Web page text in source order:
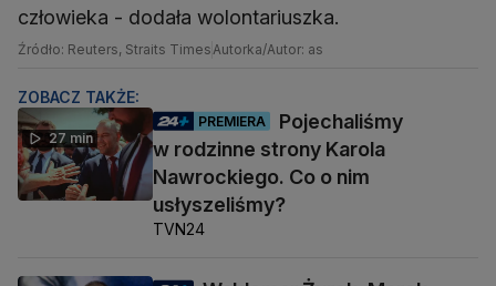
człowieka - dodała wolontariuszka.
Źródło: Reuters, Straits TimesAutorka/Autor: as
ZOBACZ TAKŻE:
27 min
PREMIERA
Pojechaliśmy
w rodzinne strony Karola
Nawrockiego. Co o nim
usłyszeliśmy?
TVN24